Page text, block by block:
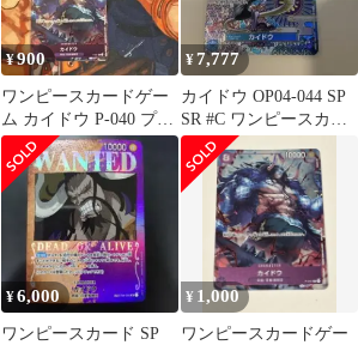
¥900
ワンピースカードゲー
ム カイドウ P-040 プロ
モカード
¥7,777
カイドウ OP04-044 SP
SR #C ワンピースカー
ド
¥6,000
ワンピースカード SP
¥ 1,000
ワンピースカードゲー